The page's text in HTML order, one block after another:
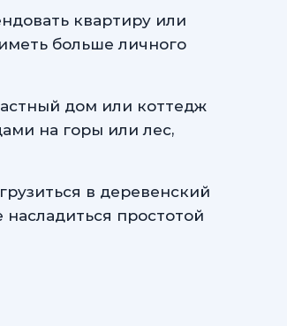
квартиру или
больше личного
дом или коттедж
на горы или лес,
в деревенский
простотой